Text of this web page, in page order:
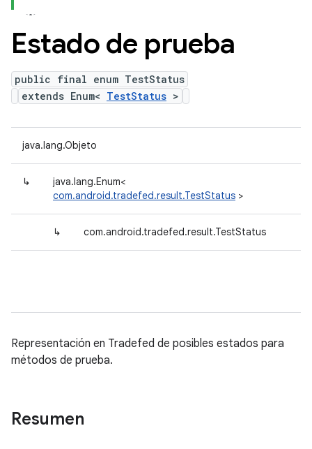
Estado de prueba
public final enum TestStatus
extends Enum< TestStatus >
java.lang.Objeto
↳
java.lang.Enum<
com.android.tradefed.result.TestStatus >
↳ com.android.tradefed.result.TestStatus
Representación en Tradefed de posibles estados para
métodos de prueba.
Resumen